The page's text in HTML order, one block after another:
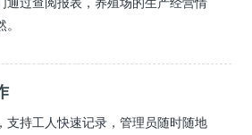
支持工人快速记录，管理员随时随地